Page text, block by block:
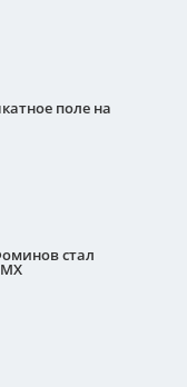
поле на
стал